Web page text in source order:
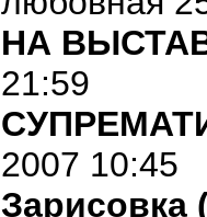
НА
21:59
2007 10:45
Зарисовка